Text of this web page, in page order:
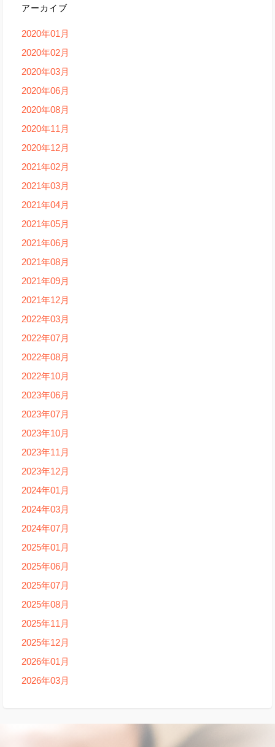
アーカイブ
2020年01月
2020年02月
2020年03月
2020年06月
2020年08月
2020年11月
2020年12月
2021年02月
2021年03月
2021年04月
2021年05月
2021年06月
2021年08月
2021年09月
2021年12月
2022年03月
2022年07月
2022年08月
2022年10月
2023年06月
2023年07月
2023年10月
2023年11月
2023年12月
2024年01月
2024年03月
2024年07月
2025年01月
2025年06月
2025年07月
2025年08月
2025年11月
2025年12月
2026年01月
2026年03月